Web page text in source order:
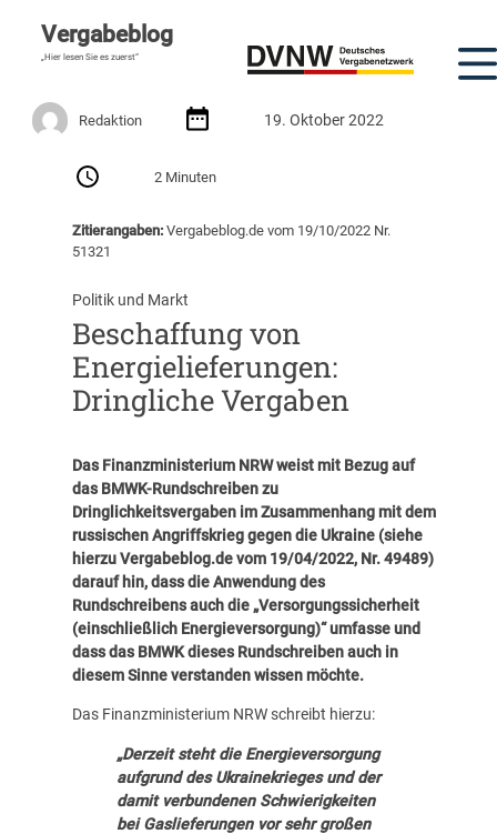
Vergabeblog
„Hier lesen Sie es zuerst“
Redaktion 19. Oktober 2022
2 Minuten
Zitierangaben:Vergabeblog.de vom 19/10/2022 Nr.
51321
Politik und Markt
Beschaffung von
Energielieferungen:
Dringliche Vergaben
Das Finanzministerium NRW weist mit Bezug auf
das BMWK-Rundschreiben zu
Dringlichkeitsvergaben im Zusammenhang mit dem
russischen Angriffskrieg gegen die Ukraine (siehe
hierzuVergabeblog.de vom 19/04/2022, Nr. 49489)
darauf hin, dass die Anwendung des
Rundschreibens auch die „Versorgungssicherheit
(einschließlich Energieversorgung)“ umfasse und
dass das BMWK dieses Rundschreiben auch in
diesem Sinne verstanden wissen möchte.
Das Finanzministerium NRW schreibt hierzu:
„Derzeit steht die Energieversorgung
aufgrund des Ukrainekrieges und der
damit verbundenen Schwierigkeiten
bei Gaslieferungen vor sehr großen